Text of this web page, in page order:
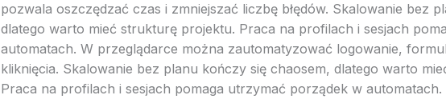
pozwala oszczędzać czas i zmniejszać liczbę błędów. Skalowanie bez
dlatego warto mieć strukturę projektu. Praca na profilach i sesjach
automatach. W przeglądarce można zautomatyzować logowanie,
kliknięcia. Skalowanie bez planu kończy się chaosem, dlatego warto
Praca na profilach i sesjach pomaga utrzymać porządek w automatach.